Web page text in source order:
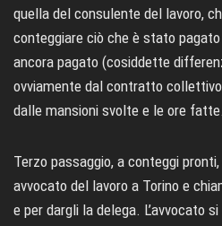
quella del consulente del lavoro,
conteggiare ciò che è stato
ancora pagato (cosiddette
ovviamente dal contratto
dalle mansioni svolte e le ore fatte.
Terzo passaggio, a conteggi
avvocato del lavoro a Torino e
e per dargli la delega. L’avvocato